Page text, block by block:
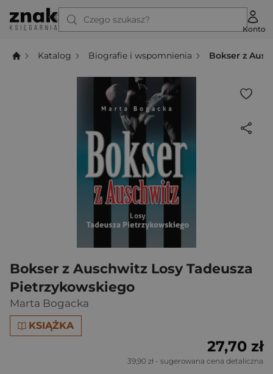
Czego szukasz?
Konto
Katalog Biografie i wspomnienia Bokser z
Bokser z Auschwitz Losy Tadeusza
Pietrzykowskiego
Marta Bogacka
KSIĄŻKA
27,70 zł
39,90 zł - sugerowana cena detaliczna